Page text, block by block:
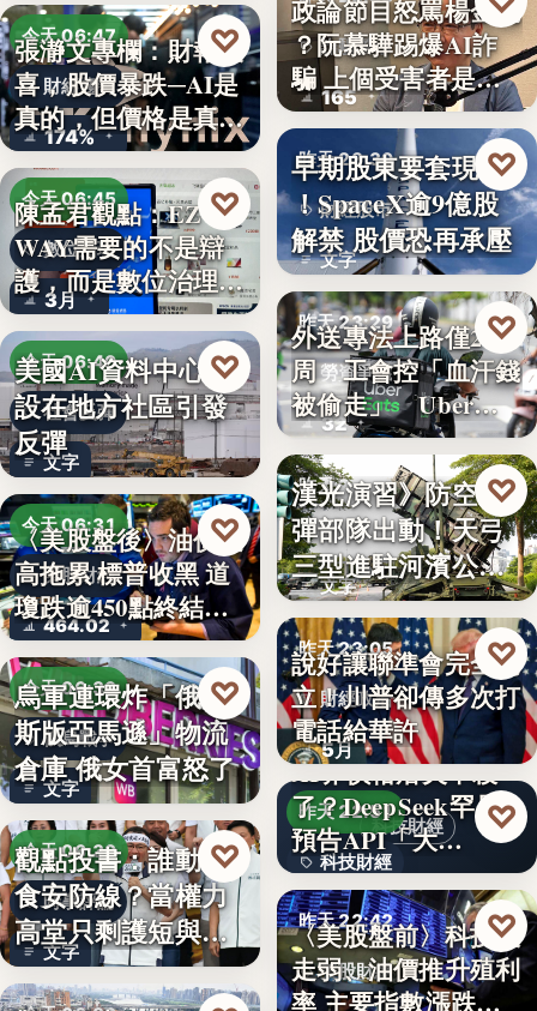
今天 06:47
財經趨勢
174%
張瀞文專欄：財報報
喜，股價暴跌─AI是
真的，但價格是真
的…
♡
今天 06:45
數位治理
3月
陳孟君觀點：EZ
WAY需要的不是辯
護，而是數位治理的
升…
♡
今天 06:40
社會反彈
文字
美國AI資料中心建
設在地方社區引發
反彈
♡
今天 06:31
美股財經
464.02
〈美股盤後〉油價走
高拖累 標普收黑 道
瓊跌逾450點終結…
♡
今天 06:30
俄烏戰爭
文字
烏軍連環炸「俄羅
斯版亞馬遜」物流
倉庫 俄女首富怒了
♡
今天 06:30
時事評論
文字
觀點投書：誰動了
食安防線？當權力
高堂只剩護短與卸
責
♡
詐騙警示
165
政論節目怒罵楊金龍
？阮慕驊踢爆AI詐
騙 上個受害者是
「這…
昨天 23:30
財經股市
文字
早期股東要套現了
！SpaceX逾9億股
解禁 股價恐再承壓
♡
昨天 23:29
勞資爭議
32
外送專法上路僅2
周 工會控「血汗錢
被偷走」 Uber…
♡
昨天 23:13
軍事演習
文字
漢光演習》防空飛
彈部隊出動！天弓
三型進駐河濱公
園 實地探…
♡
昨天 23:05
財經政治
5月
說好讓聯準會完全獨
立！川普卻傳多次打
電話給華許
♡
科技財經
昨天 22:51
科技財經
0.02
AI界價格屠夫不殺
了？DeepSeek罕見
預告API「大…
♡
昨天 22:42
美股財經
〈美股盤前〉科技股
走弱、油價推升殖利
率 主要指數漲跌互
♡